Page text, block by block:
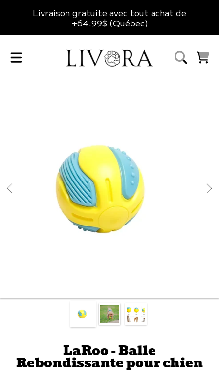
ALLER AU CONTENU
Livraison gratuite avec tout achat de
+64.99$ (Québec)
LaRoo - Balle
Rebondissante pour chien